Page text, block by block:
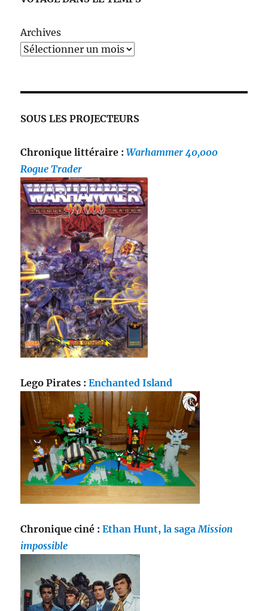
Archives
SOUS LES PROJECTEURS
Chronique littéraire :Warhammer 40,000
Rogue Trader
Lego Pirates :Enchanted Island
Chronique ciné :Ethan Hunt, la saga Mission
impossible